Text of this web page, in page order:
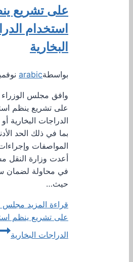
على تشريع
استخدام
البخارية
بواسطةarabic نوفمبر 15,
وافق مجلس الوزراء
على تشريع ينظم
الدراجات البخارية أو
بما في ذلك الحد
المواصفات
أعدت وزارة النقل
في محاولة لضمان
حيث…
قراءة المزيد مجلس
على تشريع ينظم
الدراجات البخارية